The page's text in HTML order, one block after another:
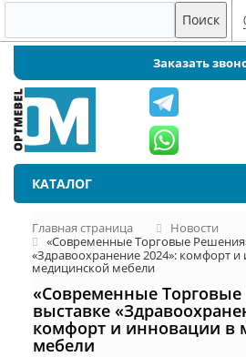
Поиск
Заказать
КАТАЛОГ
Главная страница
Новости
«Современные Торговые
«Здравоохранение 2024»: комфорт и
медицинской мебели
«Современные
выставке
комфорт и инновации в
мебели